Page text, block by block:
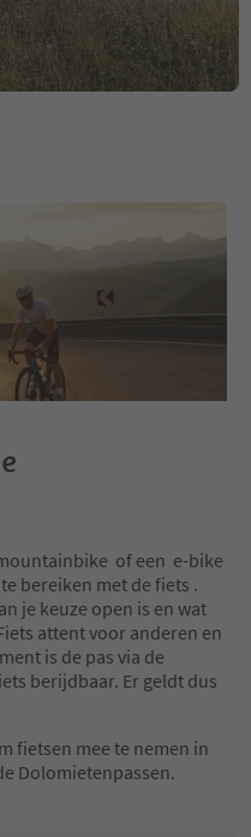
of een e-bike
bereiken met de fiets .
je keuze open is en wat
attent voor anderen en
is de pas via de
berijdbaar. Er geldt dus
fietsen mee te nemen in
Dolomietenpassen.